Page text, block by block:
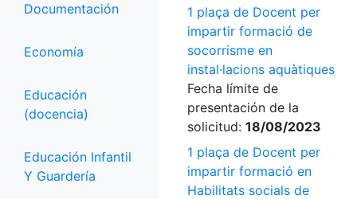
Documentación
Economía
Educación
(docencia)
Educación Infantil
Y Guardería
1 plaça de Docent per
impartir formació de
socorrisme en
instal·lacions aquàtiques
Fecha límite de
presentación de la
solicitud: 18/08/2023
1 plaça de Docent per
impartir formació en
Habilitats socials de